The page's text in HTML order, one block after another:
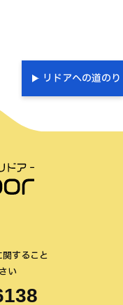
リドアへの道のり
すること
い